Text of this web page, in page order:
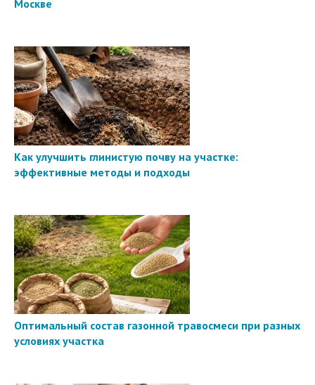
Москве
Как улучшить глинистую почву на участке:
эффективные методы и подходы
Оптимальный состав газонной травосмеси при разных
условиях участка